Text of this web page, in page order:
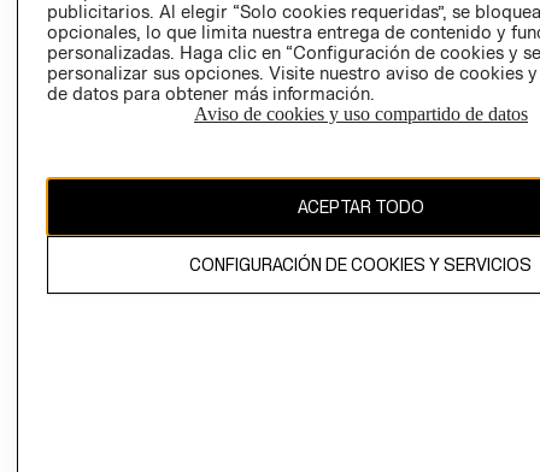
El contenido de esta página web está protegido por copyright y es
publicitarios. Al elegir “Solo cookies requeridas”, se
opcionales, lo que limita nuestra entrega de contenido y
personalizadas. Haga clic en “Configuración de cookies y
personalizar sus opciones. Visite nuestro aviso de cookies
de datos para obtener más información.
Aviso de cookies y uso compartido de datos
ACEPTAR TODO
CONFIGURACIÓN DE COOKIES Y SERVICIOS